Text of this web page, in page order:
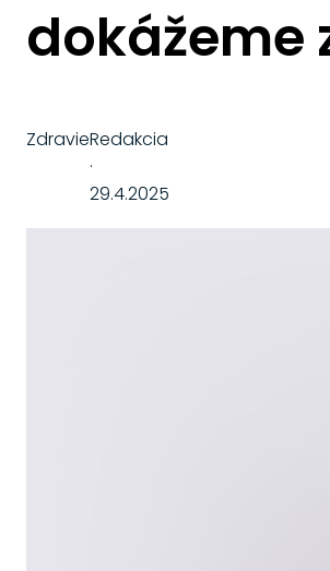
dokážeme
ZdravieRedakcia
·
29.4.2025